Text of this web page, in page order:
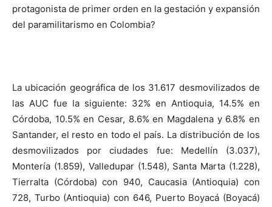
protagonista de primer orden en la gestación y expansión
del paramilitarismo en Colombia?
La ubicación geográfica de los 31.617 desmovilizados de
las AUC fue la siguiente: 32% en Antioquia, 14.5% en
Córdoba, 10.5% en Cesar, 8.6% en Magdalena y 6.8% en
Santander, el resto en todo el país. La distribución de los
desmovilizados por ciudades fue: Medellín (3.037),
Montería (1.859), Valledupar (1.548), Santa Marta (1.228),
Tierralta (Córdoba) con 940, Caucasia (Antioquia) con
728, Turbo (Antioquia) con 646, Puerto Boyacá (Boyacá)